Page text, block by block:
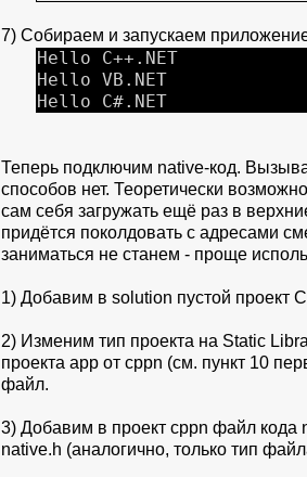
7) Собираем и запускаем
Hello C++.NET
Hello VB.NET
Hello C#.NET
Теперь подключим native-код.
способов нет. Теоретически
сам себя загружать ещё раз в
придётся поколдовать с адресами
заниматься не станем - проще
1) Добавим в solution пустой проект
2) Изменим тип проекта на Static
проекта app от cppn (см. пункт 10
файл.
3) Добавим в проект cppn файл кода
native.h (аналогично, только тип